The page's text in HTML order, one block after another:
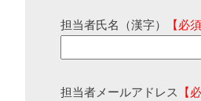
担当者氏名（漢字） 【必須
担当者メールアドレス 【